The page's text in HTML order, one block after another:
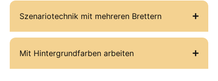
Szenariotechnik mit mehreren Brettern
Mit Hintergrundfarben arbeiten